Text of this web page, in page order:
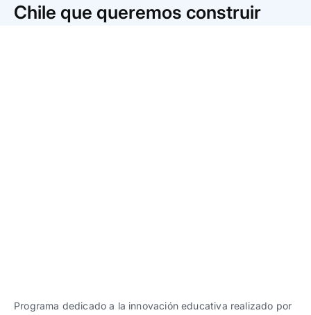
Trabaja con nosotros
Ver todas
Ver todas
progresivos de gestión
Chile que queremos construir
Programa dedicado a la innovación educativa realizado por